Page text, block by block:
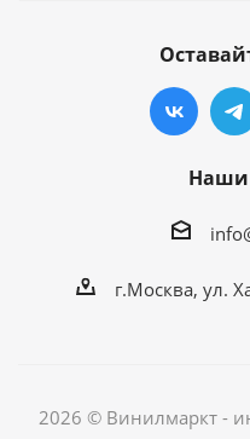
Наши
г.Москва, ул.
2026 © Винилмаркт -